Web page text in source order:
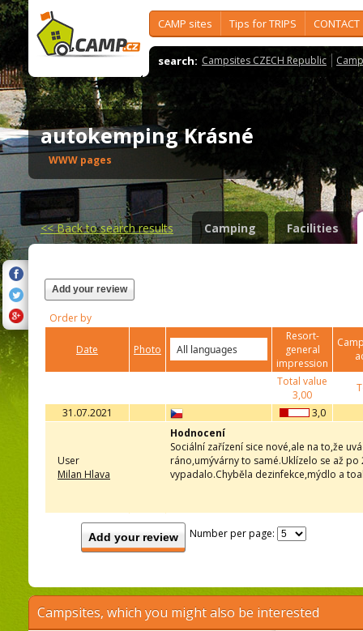
CAMP sites Tips for TRIPS CONTACT
search: Campsites CZECH Republic
autokemping Krásné
WWW pages
<<Back to search results Camping Facilities
Add your review
Order by
Date Photo
Resort-
general
impression
Total value
3,00
31.07.2021
3,0
User
Milan Hlava
Hodnocení
Sociální zařízení sice nové,ale na to,že
ráno,umývárny to samé.Uklízelo se až
vypadalo.Chyběla dezinfekce,mýdlo a
Add your review Number per page:
Campsites, which you might also be interested